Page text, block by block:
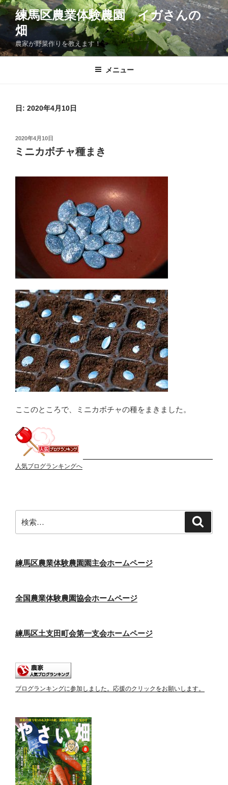
コ
ン
ツ
練馬区農業体験農園 イガさんの
畑
農家が野菜作りを教えます！
メニュー
日: 2020年4月10日
投
稿
日:
2020年4月10日
ミニカボチャ種まき
ここのところで、ミニカボチャの種をまきました。
人気ブログランキングへ
索:
練馬区農業体験農園園主会ホームページ
全国農業体験農園協会ホームページ
練馬区土支田町会第一支会ホームページ
ブログランキングに参加しました。応援のクリックをお願いします。